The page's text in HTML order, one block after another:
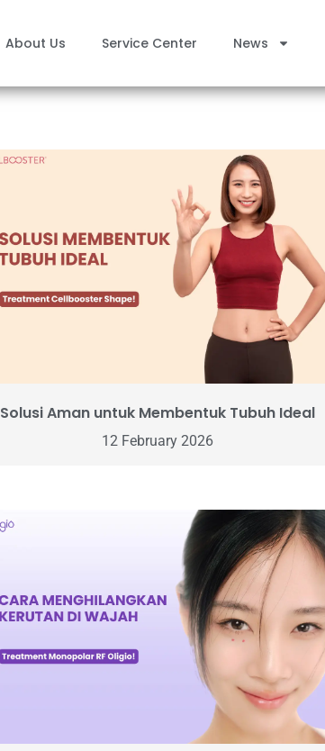
About Us Service Center News
Solusi Aman untuk Membentuk Tubuh Ideal
12 February 2026